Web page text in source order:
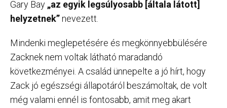
Gary Bay „az egyik legsúlyosabb [általa látott]
helyzetnek”nevezett.
Mindenki meglepetésére és megkönnyebbülésére
Zacknek nem voltak látható maradandó
következményei. A család ünnepelte a jó hírt, hogy
Zack jó egészségi állapotáról beszámoltak, de volt
még valami ennél is fontosabb, amit meg akart